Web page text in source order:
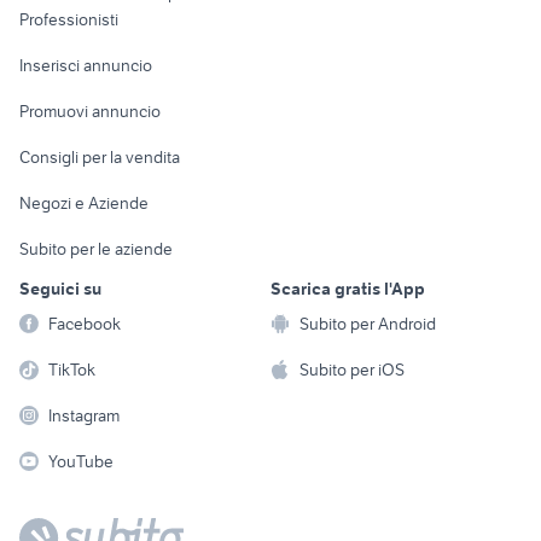
Informatica
Console e
Fotografia
Telefonia
Biciclette
Professionisti
Inserisci annuncio
Promuovi annuncio
Consigli per la vendita
Negozi e Aziende
Subito per le aziende
Seguici su
Facebook
TikTok
Instagram
YouTube
Scarica gratis l'App
Subito per Android
Subito per iOS